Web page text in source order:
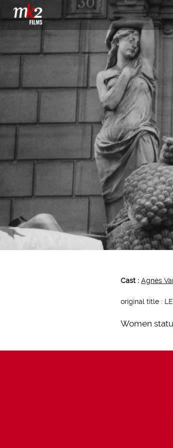
Cast :Agnès
original title :
Women